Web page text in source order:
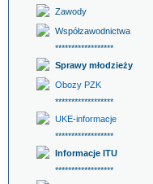
Zawody
Współzawodnictwa
******************
Sprawy młodzieży
Obozy PZK
******************
UKE-informacje
******************
Informacje ITU
******************